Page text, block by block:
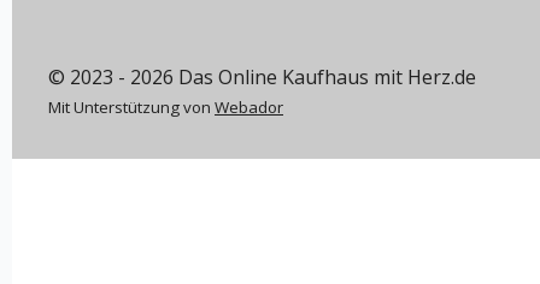
© 2023 - 2026 Das Online Kaufhaus mit Herz.de
Mit Unterstützung von Webador